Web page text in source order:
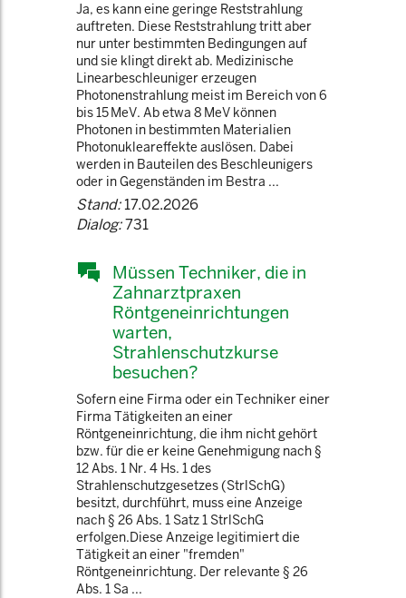
Ja, es kann eine geringe Reststrahlung
auftreten. Diese Reststrahlung tritt aber
nur unter bestimmten Bedingungen auf
und sie klingt direkt ab. Medizinische
Linearbeschleuniger erzeugen
Photonenstrahlung meist im Bereich von 6
bis 15 MeV. Ab etwa 8 MeV können
Photonen in bestimmten Materialien
Photonukleareffekte auslösen. Dabei
werden in Bauteilen des Beschleunigers
oder in Gegenständen im Bestra ...
Stand:17.02.2026
Dialog:731
Müssen Techniker, die in
Zahnarztpraxen
Röntgeneinrichtungen
warten,
Strahlenschutzkurse
besuchen?
Sofern eine Firma oder ein Techniker einer
Firma Tätigkeiten an einer
Röntgeneinrichtung, die ihm nicht gehört
bzw. für die er keine Genehmigung nach §
12 Abs. 1 Nr. 4 Hs. 1 des
Strahlenschutzgesetzes (StrlSchG)
besitzt, durchführt, muss eine Anzeige
nach § 26 Abs. 1 Satz 1 StrlSchG
erfolgen.Diese Anzeige legitimiert die
Tätigkeit an einer "fremden"
Röntgeneinrichtung. Der relevante § 26
Abs. 1 Sa ...